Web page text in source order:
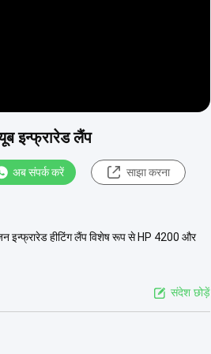
इन्फ्रारेड लैंप
अब संपर्क करें साझा करना
इन्फ्रारेड हीटिंग लैंप विशेष रूप से HP 4200 और
संदेश छोड़ें